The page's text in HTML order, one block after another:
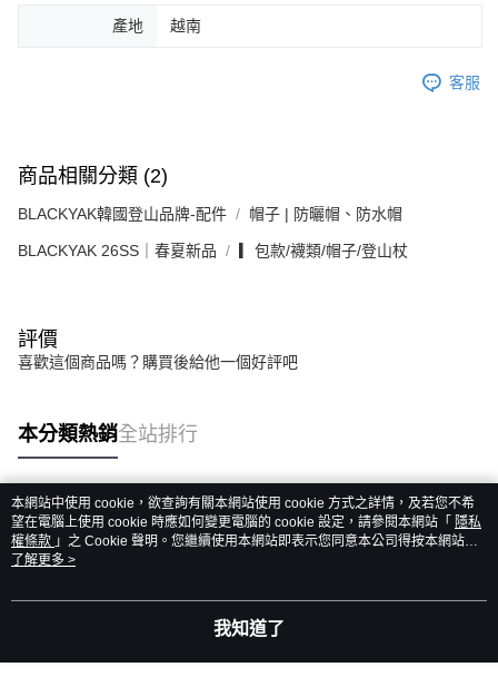
產地 越南
客服
商品相關分類 (2)
BLACKYAK韓國登山品牌-配件 帽子 | 防曬帽、防水帽
BLACKYAK 26SS｜春夏新品 ▎包款/襪類/帽子/登山杖
評價
喜歡這個商品嗎？購買後給他一個好評吧
本分類熱銷全站排行
熱門標籤
本網站中使用 cookie，欲查詢有關本網站使用 cookie 方式之詳情，及若您不希
望在電腦上使用 cookie 時應如何變更電腦的 cookie 設定，請參閱本網站「 隱私
權條款 」之 Cookie 聲明。您繼續使用本網站即表示您同意本公司得按本網站使
用條款之 Cookie 聲明使用 cookie。
了解更多 >
我知道了